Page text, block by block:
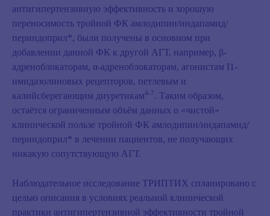
антигипертензивную эффективность и хорошую
переносимость тройной ФК амлодипин/индапамид/
периндоприл*, были получены в основном при
добавлении данной ФК к другой АГТ, например, β-
адреноблокаторам, α-адреноблокаторам, агонистам I1-
имидазолиновых рецепторов, петлевым и
калийсберегающим диуретикам4-7. Таким образом,
остаётся ограниченным объём данных о «чистой»
клинической пользе тройной ФК амлодипин/индапамид/
периндоприл* в лечении пациентов, не получающих
никакую сопутствующую АГТ.
Наблюдательное исследование ТРИПТИХ спланировано с
целью описания в условиях реальной клинической
практики антигипертензивной эффективности тройной